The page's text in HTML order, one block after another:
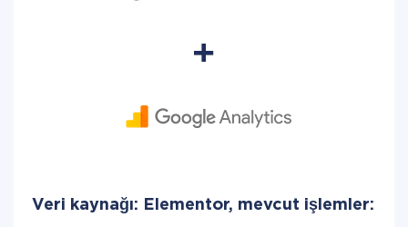
Veri kaynağı: Elementor, mevcut işlemler: